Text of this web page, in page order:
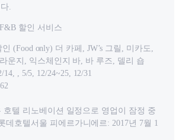
.
할인 서비스
(Food only) 더 카페, JW’s 그릴, 미카도,
운지, 익스체인지 바, 바 루즈, 델리 숍
, 5/5, 12/24~25, 12/31
호텔 리노베이션 일정으로 영업이 잠정 중
데호텔서울 피에르가니에르: 2017년 7월 1